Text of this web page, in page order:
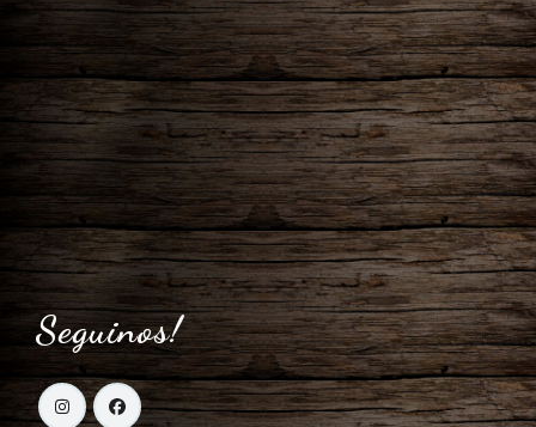
Seguinos!